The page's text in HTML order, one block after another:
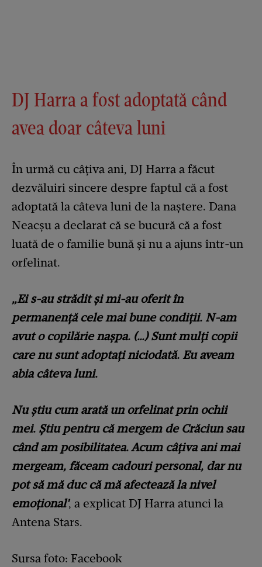
DJ Harra a fost adoptată când
avea doar câteva luni
În urmă cu câțiva ani, DJ Harra a făcut
dezvăluiri sincere despre faptul că a fost
adoptată la câteva luni de la naștere. Dana
Neacșu a declarat că se bucură că a fost
luată de o familie bună și nu a ajuns într-un
orfelinat.
„Ei s-au strădit și mi-au oferit în
permanență cele mai bune condiții. N-am
avut o copilărie nașpa. (…) Sunt mulți copii
care nu sunt adoptați niciodată. Eu aveam
abia câteva luni.
Nu știu cum arată un orfelinat prin ochii
mei. Știu pentru că mergem de Crăciun sau
când am posibilitatea. Acum câțiva ani mai
mergeam, făceam cadouri personal, dar nu
pot să mă duc că mă afectează la nivel
emoțional', a explicat DJ Harra atunci la
Antena Stars.
Sursa foto: Facebook